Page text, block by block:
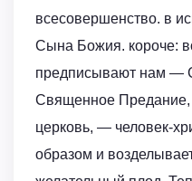
всесовершенство. в
Сына Божия. короче:
предписывают нам —
Священное
церковь, — человек-
образом и